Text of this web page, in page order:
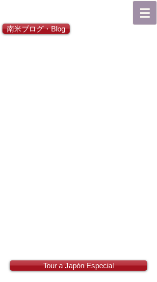
南米ブログ・Blog
Tour a Japón Especial